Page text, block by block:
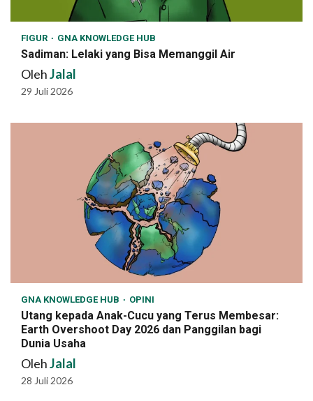
FIGUR GNA KNOWLEDGE HUB
Sadiman: Lelaki yang Bisa Memanggil Air
OlehJalal
29 Juli 2026
GNA KNOWLEDGE HUB OPINI
Utang kepada Anak-Cucu yang Terus Membesar:
Earth Overshoot Day 2026 dan Panggilan bagi
Dunia Usaha
OlehJalal
28 Juli 2026